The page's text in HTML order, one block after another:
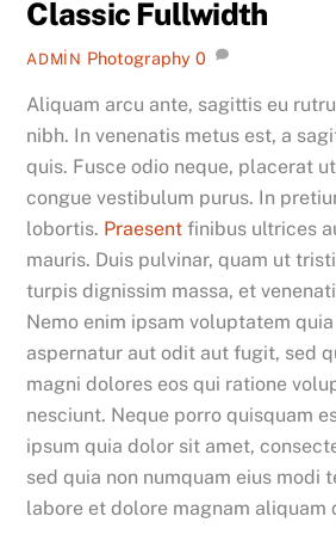
Classic Fullwidth
ADMIN Photography 0
Aliquam arcu ante, sagittis eu
nibh. In venenatis metus est, a
quis. Fusce odio neque, placerat
congue vestibulum purus. In
lobortis. Praesent finibus ultrices
mauris. Duis pulvinar, quam ut
turpis dignissim massa, et
Nemo enim ipsam voluptatem
aspernatur aut odit aut fugit, sed
magni dolores eos qui ratione
nesciunt. Neque porro quisquam
ipsum quia dolor sit amet,
sed quia non numquam eius modi
labore et dolore magnam aliquam